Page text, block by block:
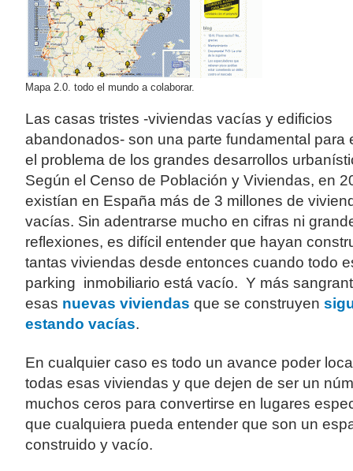
Mapa 2.0. todo el mundo a colaborar.
Las casas tristes -viviendas vacías y edificios
abandonados- son una parte fundamental para
el problema de los grandes desarrollos
Según el Censo de Población y Viviendas, en
existían en España más de 3 millones de
vacías. Sin adentrarse mucho en cifras ni
reflexiones, es difícil entender que hayan
tantas viviendas desde entonces cuando todo
parking inmobiliario está vacío. Y más
esas nuevas viviendas que se construyen
estando vacías.
En cualquier caso es todo un avance poder
todas esas viviendas y que dejen de ser un
muchos ceros para convertirse en lugares
que cualquiera pueda entender que son un
construido y vacío.